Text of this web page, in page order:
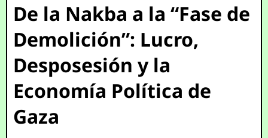
De la Nakba a la “Fase de
Demolición”: Lucro,
Desposesión y la
Economía Política de
Gaza